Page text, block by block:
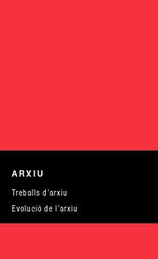
ARXIU
Treballs d'arxiu
Evolució de l'arxiu